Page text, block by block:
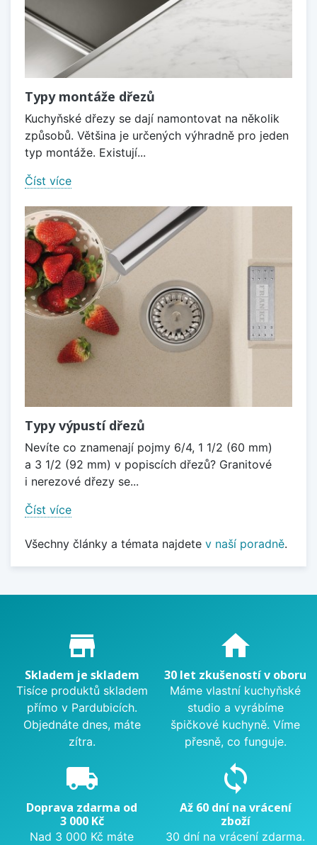
Typy montáže dřezů
Kuchyňské dřezy se dají namontovat na několik
způsobů. Většina je určených výhradně pro jeden
typ montáže. Existují...
Číst více
Typy výpustí dřezů
Nevíte co znamenají pojmy 6/4, 1 1/2 (60 mm)
a 3 1/2 (92 mm) v popiscích dřezů? Granitové
i nerezové dřezy se...
Číst více
Všechny články a témata najdete v naší poradně.
Proč nakupovat u nás?
store_mall_directory
Skladem je skladem
Tisíce produktů skladem
přímo v Pardubicích.
Objednáte dnes, máte
zítra.
home
30 let zkušeností v oboru
Máme vlastní kuchyňské
studio a vyrábíme
špičkové kuchyně. Víme
přesně, co funguje.
local_shipping
Doprava zdarma od
3 000 Kč
Nad 3 000 Kč máte
sync
Až 60 dní na vrácení
zboží
30 dní na vrácení zdarma.